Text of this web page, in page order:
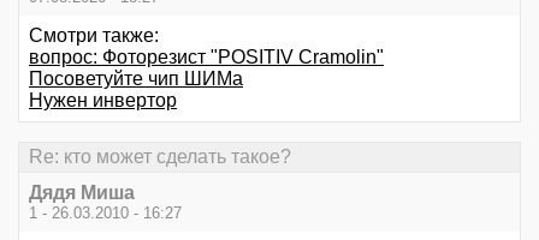
Смотри также:
вопрос: Фоторезист "POSITIV Cramolin"
Посоветуйте чип ШИМа
Нужен инвертор
Re: кто может сделать такое?
Дядя Миша
1 - 26.03.2010 - 16:27